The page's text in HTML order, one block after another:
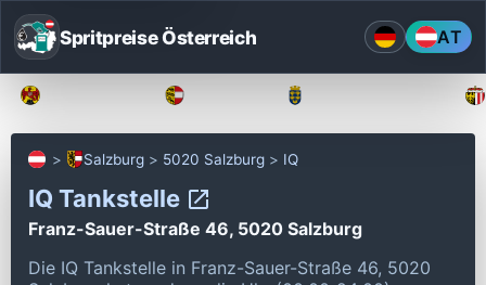
Spritpreise Österreich AT
Salzburg 5020 Salzburg IQ
IQ Tankstelle
Franz-Sauer-Straße 46, 5020 Salzburg
Die IQ Tankstelle in Franz-Sauer-Straße 46, 5020